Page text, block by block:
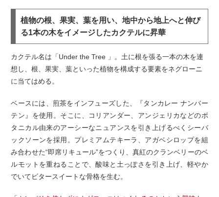
植物の根、果実、葉を用い、地中から地上へと伸び
る1本の木をイメージしたカクテルに昇華
カクテル名は「Under the Tree 」。土に根を張る一本の木を連
想し、根、果実、葉といった植物を構成する要素をネグローニ
に当てはめる。
ベースには、煎茶をインフューズした、『タンカレー ナンバー
テン』を使用。そこに、コリアンダー、アンジェリカなどのボ
タニカル由来のアーシーなニュアンスを引き上げるべくシーバ
ックソーンを採用。プレミアムテキーラ、アガベシロップを組
み合わせた“即席リキュール”をつくり、真紅のクランベリーのベ
ルモットを重ねることで、酸味と土っぽさを引き上げ、軽やか
でいてビタースイートな骨格を生む。